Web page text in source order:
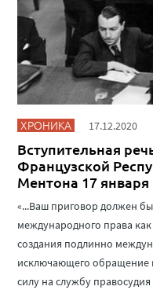
ХРОНИКА 17.12.2020
Вступительная
Французской
Ментона 17 января
«...Ваш приговор должен
международного права
создания подлинно
исключающего обращение
силу на службу